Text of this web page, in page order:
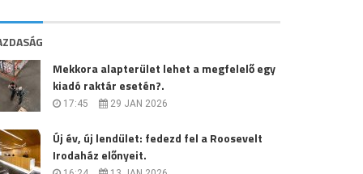
Mekkora alapterület lehet a megfelelő egy
kiadó raktár esetén?.
17:45 29 JAN 2026
Új év, új lendület: fedezd fel a Roosevelt
Irodaház előnyeit.